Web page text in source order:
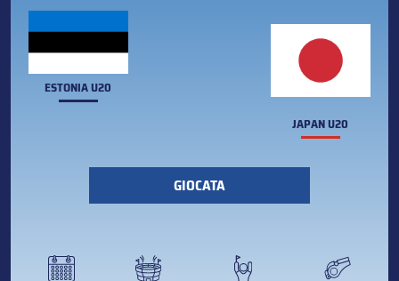
ESTONIA U20
JAPAN U20
GIOCATA